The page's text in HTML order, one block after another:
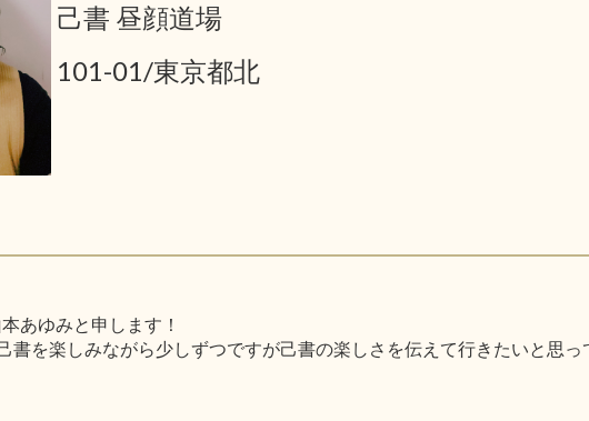
己書 昼顔道場
101-01/東京都北
あゆみと申します！
書を楽しみながら少しずつですが己書の楽しさを伝えて行きたいと思っ